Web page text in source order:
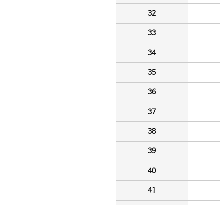
32
33
34
35
36
37
38
39
40
41